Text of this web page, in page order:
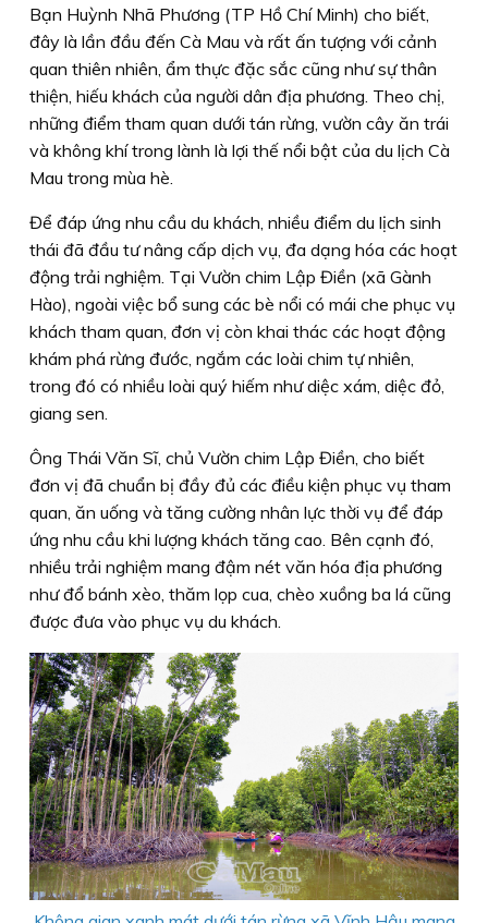
Bạn Huỳnh Nhã Phương (TP Hồ Chí Minh) cho biết,
đây là lần đầu đến Cà Mau và rất ấn tượng với cảnh
quan thiên nhiên, ẩm thực đặc sắc cũng như sự thân
thiện, hiếu khách của người dân địa phương. Theo chị,
những điểm tham quan dưới tán rừng, vườn cây ăn trái
và không khí trong lành là lợi thế nổi bật của du lịch Cà
Mau trong mùa hè.
Để đáp ứng nhu cầu du khách, nhiều điểm du lịch sinh
thái đã đầu tư nâng cấp dịch vụ, đa dạng hóa các hoạt
động trải nghiệm. Tại Vườn chim Lập Điền (xã Gành
Hào), ngoài việc bổ sung các bè nổi có mái che phục vụ
khách tham quan, đơn vị còn khai thác các hoạt động
khám phá rừng đước, ngắm các loài chim tự nhiên,
trong đó có nhiều loài quý hiếm như diệc xám, diệc đỏ,
giang sen.
Ông Thái Văn Sĩ, chủ Vườn chim Lập Điền, cho biết
đơn vị đã chuẩn bị đầy đủ các điều kiện phục vụ tham
quan, ăn uống và tăng cường nhân lực thời vụ để đáp
ứng nhu cầu khi lượng khách tăng cao. Bên cạnh đó,
nhiều trải nghiệm mang đậm nét văn hóa địa phương
như đổ bánh xèo, thăm lọp cua, chèo xuồng ba lá cũng
được đưa vào phục vụ du khách.